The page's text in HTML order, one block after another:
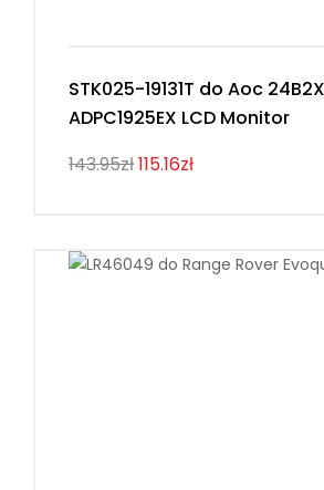
STK025-19131T do Aoc
ADPC1925EX LCD Monitor
143.95zł115.16zł